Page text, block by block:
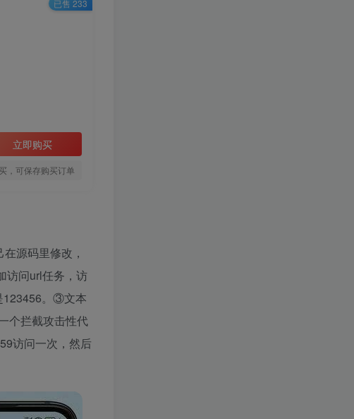
立即购买
，可保存购买订单
已售 233
源码里修改，
访问url任务，访
123456。③文本
个拦截攻击性代
访问一次，然后